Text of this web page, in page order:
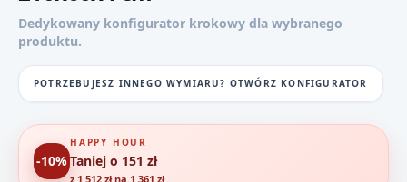
Dedykowany konfigurator krokowy dla wybranego
produktu.
POTRZEBUJESZ INNEGO WYMIARU? OTWÓRZ KONFIGURATOR
-10%
HAPPY HOUR
Taniej o 151 zł
z 1 512 zł na 1 361 zł